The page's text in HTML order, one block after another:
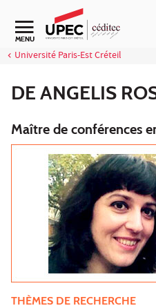
Aller au contenu
Navigation secondaire
MENU
Université Paris-Est Créteil
DE ANGELIS
Maître de conférences
THÈMES DE RECHERCHE